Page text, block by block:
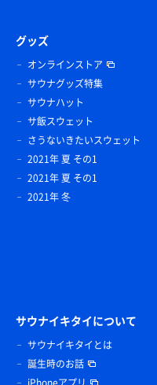
グッズ
オンラインストア
サウナグッズ特集
サウナハット
サ飯スウェット
さうないきたいスウェット
2021年 夏 その1
2021年 夏 その1
2021年 冬
サウナイキタイについて
サウナイキタイとは
誕生時のお話